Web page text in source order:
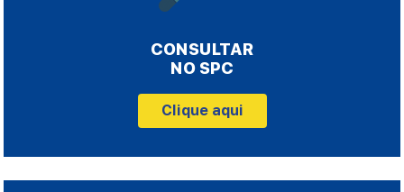
CONSULTAR
NO SPC
Clique aqui